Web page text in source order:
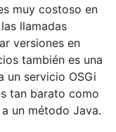
muy costoso en
llamadas
versiones en
también es una
un servicio OSGi
tan barato como
un método Java.